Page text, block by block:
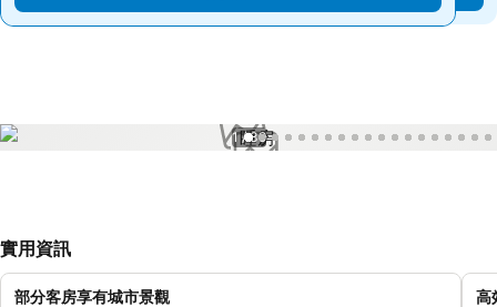
1 / 39
實用資訊
部分客房享有城市景觀
高